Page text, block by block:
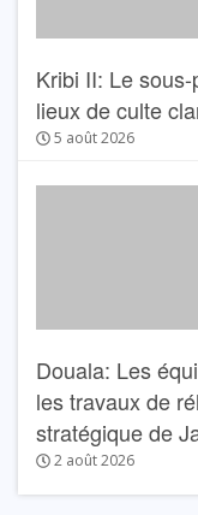
Kribi II: Le
lieux de culte
5 août 2026
Douala: Les
les travaux de
stratégique de
2 août 2026